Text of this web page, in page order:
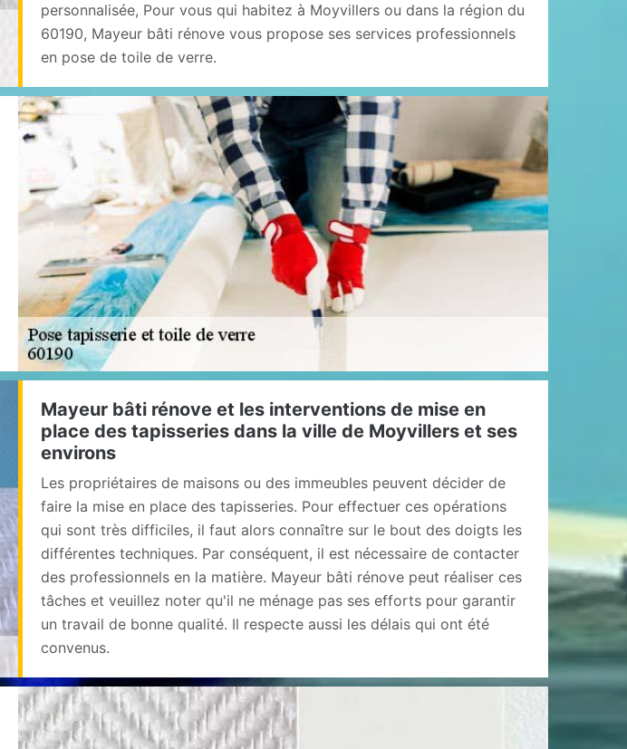
personnalisée, Pour vous qui habitez à Moyvillers ou dans la région du
60190, Mayeur bâti rénove vous propose ses services professionnels
en pose de toile de verre.
Mayeur bâti rénove et les interventions de mise en
place des tapisseries dans la ville de Moyvillers et ses
environs
Les propriétaires de maisons ou des immeubles peuvent décider de
faire la mise en place des tapisseries. Pour effectuer ces opérations
qui sont très difficiles, il faut alors connaître sur le bout des doigts les
différentes techniques. Par conséquent, il est nécessaire de contacter
des professionnels en la matière. Mayeur bâti rénove peut réaliser ces
tâches et veuillez noter qu'il ne ménage pas ses efforts pour garantir
un travail de bonne qualité. Il respecte aussi les délais qui ont été
convenus.